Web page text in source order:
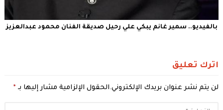
بالفيديو.. سمير غانم يبكي علي رحيل صديقة الفنان محمود عبدالعزيز
اترك تعليق
لن يتم نشر عنوان بريدك الإلكتروني.الحقول الإلزامية مشار إليها بـ *